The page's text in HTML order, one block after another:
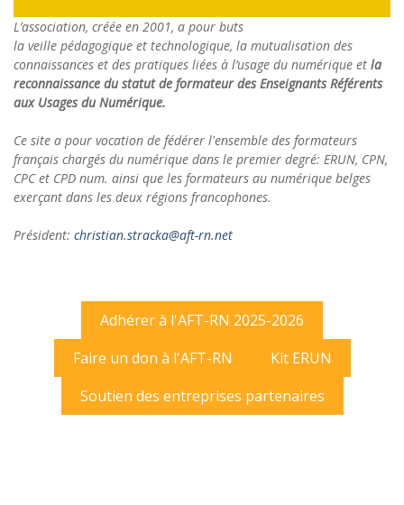
L’association, créée en 2001, a pour buts
la veille pédagogique et technologique, la mutualisation des
connaissances et des pratiques liées à l’usage du numérique et la
reconnaissance du statut de formateur des Enseignants Référents
aux Usages du Numérique.
Ce site a pour vocation de fédérer l'ensemble des formateurs
français chargés du numérique dans le premier degré: ERUN, CPN,
CPC et CPD num. ainsi que les formateurs au numérique belges
exerçant dans les deux régions francophones.
Président: christian.stracka@aft-rn.net
Adhérer à l'AFT-RN 2025-2026
Faire un don à l'AFT-RN
Kit ERUN
Soutien des entreprises partenaires